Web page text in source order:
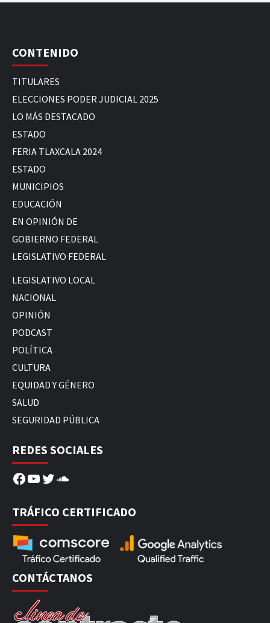
CONTENIDO
TITULARES
ELECCIONES PODER JUDICIAL 2025
LO MÁS DESTACADO
ESTADO
FERIA TLAXCALA 2024
ESTADO
MUNICIPIOS
EDUCACIÓN
EN OPINIÓN DE
GOBIERNO FEDERAL
LEGISLATIVO FEDERAL
LEGISLATIVO LOCAL
NACIONAL
OPINIÓN
PODCAST
POLÍTICA
CULTURA
EQUIDAD Y GÉNERO
SALUD
SEGURIDAD PÚBLICA
REDES SOCIALES
Facebook
YouTube
Twitter
SoundCloud
TRÁFICO CERTIFICADO
CONTÁCTANOS